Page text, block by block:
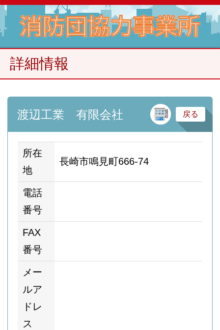
詳細情報
渡辺工業 有限会社 建
戻る
所在
地
長崎市鳴見町666-74
電話
番号
FAX
番号
メー
ルア
ドレ
ス